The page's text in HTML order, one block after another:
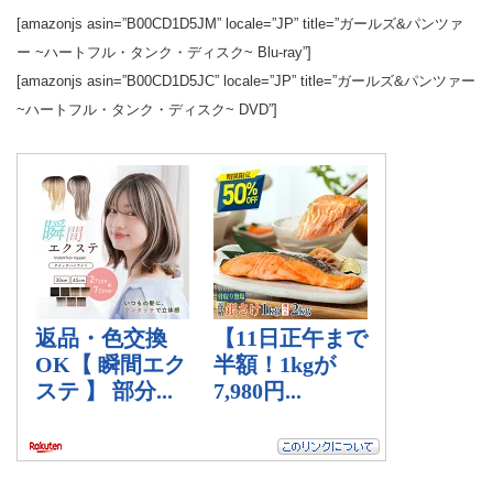
[amazonjs asin=”B00CD1D5JM” locale=”JP” title=”ガールズ&パンツァ
ー ~ハートフル・タンク・ディスク~ Blu-ray”]
[amazonjs asin=”B00CD1D5JC” locale=”JP” title=”ガールズ&パンツァー
~ハートフル・タンク・ディスク~ DVD”]